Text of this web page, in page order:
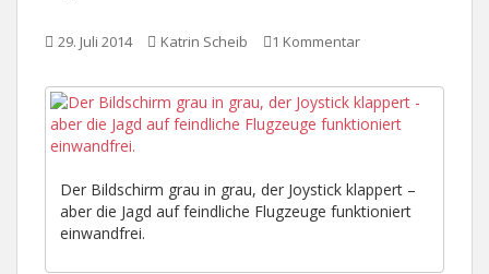
29. Juli 2014 Katrin Scheib 1 Kommentar
Der Bildschirm grau in grau, der Joystick klappert –
aber die Jagd auf feindliche Flugzeuge funktioniert
einwandfrei.